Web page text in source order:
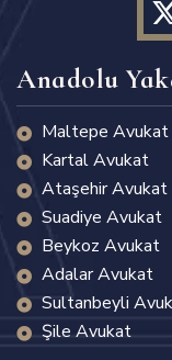
Anadolu
Maltepe Avukat
Kartal Avukat
Ataşehir Avukat
Suadiye Avukat
Beykoz Avukat
Adalar Avukat
Sultanbeyli
Şile Avukat